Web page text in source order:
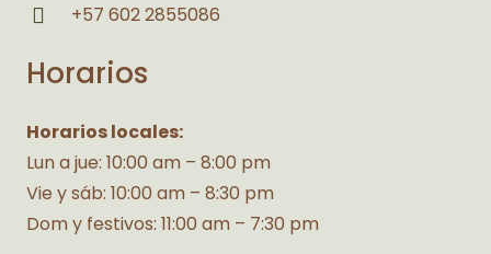
+57 602 2855086
Horarios
Horarios locales:
Lun a jue: 10:00 am – 8:00 pm
Vie y sáb: 10:00 am – 8:30 pm
Dom y festivos: 11:00 am – 7:30 pm